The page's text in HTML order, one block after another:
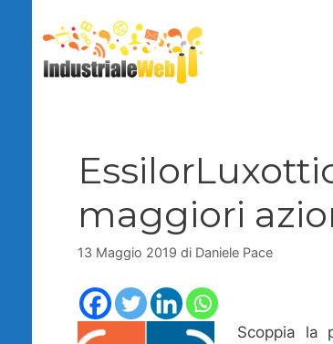
contenuto
maggiori
13 Maggio 2019 di Daniele Pace
Scoppia la